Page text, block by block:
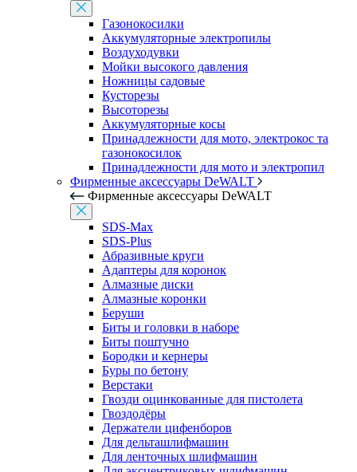
Газонокосилки
Аккумуляторные электропилы
Воздуходувки
Мойки высокого давления
Ножницы садовые
Кусторезы
Высоторезы
Аккумуляторные косы
Принадлежности для мото, электрокос та
газонокосилок
Принадлежности для мото и электропил
Фирменные аксессуары DeWALT
Фирменные аксессуары DeWALT
SDS-Max
SDS-Plus
Абразивные круги
Адаптеры для коронок
Алмазные диски
Алмазные коронки
Беруши
Биты и головки в наборе
Биты поштучно
Бородки и кернеры
Буры по бетону
Верстаки
Гвозди оцинкованные для пистолета
Гвоздодёры
Держатели цифенборов
Для дельташлифмашин
Для ленточных шлифмашин